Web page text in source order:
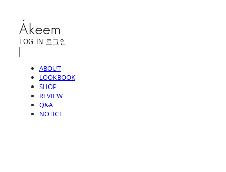
LOG IN 로그인
ABOUT
LOOKBOOK
SHOP
REVIEW
Q&A
NOTICE